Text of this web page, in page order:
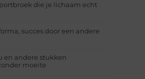
die je lichaam echt
succes door een andere
en andere stukken
moeite